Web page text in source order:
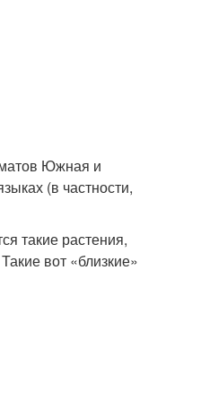
Южная и
(в частности,
такие растения,
вот «близкие»